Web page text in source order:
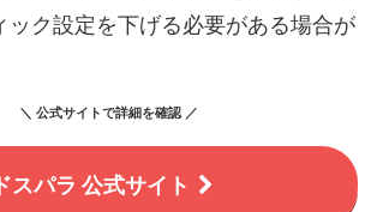
ック設定を下げる必要がある場合が
＼ 公式サイトで詳細を確認 ／
スパラ 公式サイト